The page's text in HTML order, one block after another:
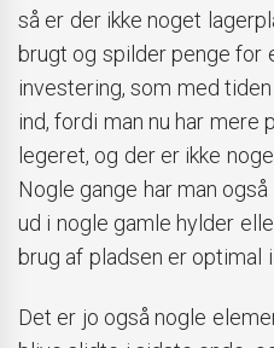
så er der ikke noget
brugt og spilder penge for
investering, som med
ind, fordi man nu har mere
legeret, og der er ikke
Nogle gange har man
ud i nogle gamle hylder
brug af pladsen er optimal
Det er jo også nogle